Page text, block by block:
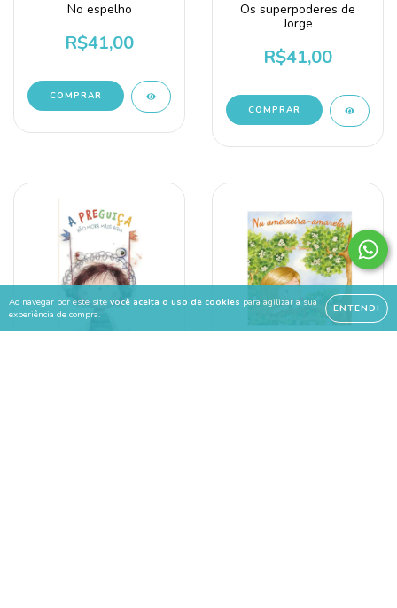
Ao navegar por este site você aceita o uso de cookies para agilizar a sua
experiência de compra.
ENTENDI
No espelho
R$41,00
Os superpoderes de
Jorge
R$41,00